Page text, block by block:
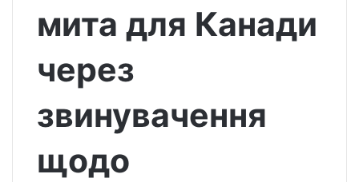
мита для Канади
через
звинувачення
щодо